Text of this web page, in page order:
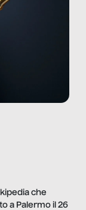
che
a Palermo il 26